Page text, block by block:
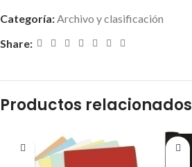
Categoría:Archivo y clasificación
Share:
Productos relacionados